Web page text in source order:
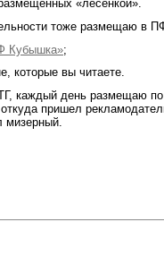
«лесенкой».
тоже размещаю в
Кубышка»;
которые вы читаете.
каждый день размещаю
пришел
мизерный.